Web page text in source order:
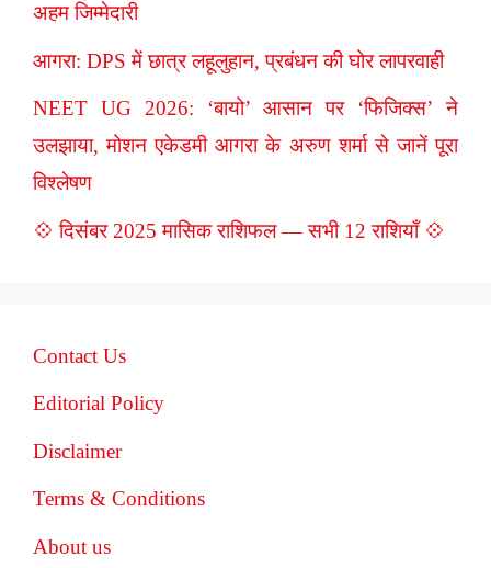
अहम जिम्मेदारी
आगरा: DPS में छात्र लहूलुहान, प्रबंधन की घोर लापरवाही
NEET UG 2026: ‘बायो’ आसान पर ‘फिजिक्स’ ने
उलझाया, मोशन एकेडमी आगरा के अरुण शर्मा से जानें पूरा
विश्लेषण
💠 दिसंबर 2025 मासिक राशिफल — सभी 12 राशियाँ 💠
Contact Us
Editorial Policy
Disclaimer
Terms & Conditions
About us